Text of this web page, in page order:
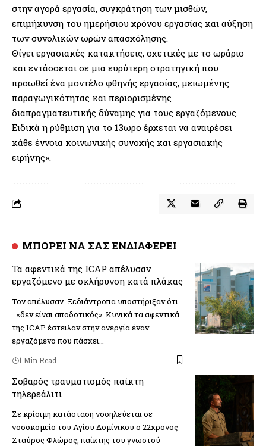
στην αγορά εργασία, συγκράτηση των μισθών,
επιμήκυνση του ημερήσιου χρόνου εργασίας και αύξηση
των συνολικών ωρών απασχόλησης.
Θίγει εργασιακές κατακτήσεις, σχετικές με το ωράριο
και εντάσσεται σε μια ευρύτερη στρατηγική που
προωθεί ένα μοντέλο φθηνής εργασίας, μειωμένης
παραγωγικότητας και περιορισμένης
διαπραγματευτικής δύναμης για τους εργαζόμενους.
Ειδικά η ρύθμιση για το 13ωρο έρχεται να αναιρέσει
κάθε έννοια κοινωνικής συνοχής και εργασιακής
ειρήνης».
ΜΠΟΡΕΙ ΝΑ ΣΑΣ ΕΝΔΙΑΦΕΡΕΙ
Τα αφεντικά της ICAP απέλυσαν
εργαζόμενο με σκλήρυνση κατά πλάκας
Τον απέλυσαν. Ξεδιάντροπα υποστήριξαν ότι
…«δεν είναι αποδοτικός». Κυνικά τα αφεντικά
της ICAP έστειλαν στην ανεργία έναν
εργαζόμενο που πάσχει…
1 Min Read
Σοβαρός τραυματισμός παίκτη
τηλερεάλιτι
Σε κρίσιμη κατάσταση νοσηλεύεται σε
νοσοκομείο του Αγίου Δομίνικου ο 22χρονος
Σταύρος Φλώρος, παίκτης του γνωστού